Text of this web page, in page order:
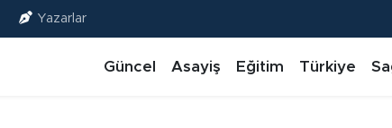
Yazarlar
Güncel Asayiş Eğitim Türkiye